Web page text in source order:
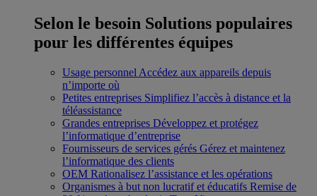
Selon le besoin Solutions populaires
pour les différentes équipes
Usage personnel Accédez aux appareils depuis
n’importe où
Petites entreprises Simplifiez l’accès à distance et la
téléassistance
Grandes entreprises Développez et protégez
l’informatique d’entreprise
Fournisseurs de services gérés Gérez et maintenez
l’informatique des clients
OEM Rationalisez l’assistance et les opérations
Organismes à but non lucratif et éducatifs Remise de